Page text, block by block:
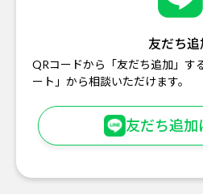
友だち追
QRコードから「友だち追加」す
ート」から相談いただけます。
友だち追加